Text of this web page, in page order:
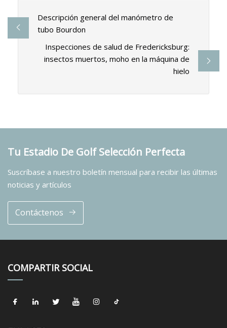
Descripción general del manómetro de
tubo Bourdon
Inspecciones de salud de Fredericksburg:
insectos muertos, moho en la máquina de
hielo
Tu Estadio De Golf Selección Perfecta
Suscríbase a nuestro boletín mensual para recibir las últimas
noticias y artículos
Contáctenos
COMPARTIR SOCIAL